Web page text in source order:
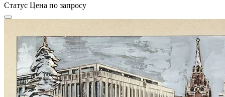
Статус Цена по запросу